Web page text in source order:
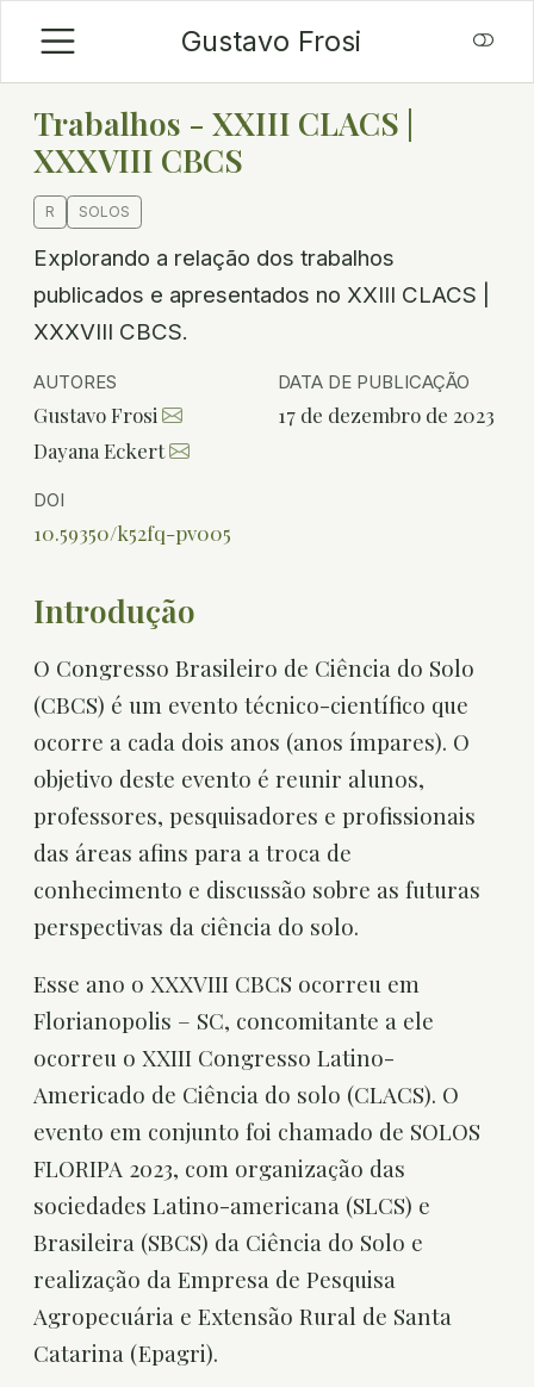
Gustavo Frosi
Trabalhos - XXIII CLACS |
XXXVIII CBCS
R SOLOS
Explorando a relação dos trabalhos
publicados e apresentados no XXIII CLACS |
XXXVIII CBCS.
AUTORES
Gustavo Frosi
Dayana Eckert
DATA DE PUBLICAÇÃO
17 de dezembro de 2023
DOI
10.59350/k52fq-pv005
Introdução
O Congresso Brasileiro de Ciência do Solo
(CBCS) é um evento técnico-científico que
ocorre a cada dois anos (anos ímpares). O
objetivo deste evento é reunir alunos,
professores, pesquisadores e profissionais
das áreas afins para a troca de
conhecimento e discussão sobre as futuras
perspectivas da ciência do solo.
Esse ano o XXXVIII CBCS ocorreu em
Florianopolis – SC, concomitante a ele
ocorreu o XXIII Congresso Latino-
Americado de Ciência do solo (CLACS). O
evento em conjunto foi chamado de SOLOS
FLORIPA 2023, com organização das
sociedades Latino-americana (SLCS) e
Brasileira (SBCS) da Ciência do Solo e
realização da Empresa de Pesquisa
Agropecuária e Extensão Rural de Santa
Catarina (Epagri).